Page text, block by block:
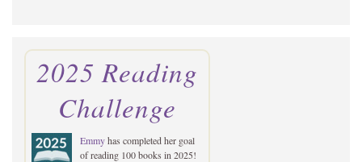
2025 Reading
Challenge
Emmyhas completed her goal
of reading 100 books in 2025!